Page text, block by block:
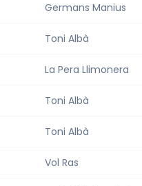
Germans Manius
Toni Albà
La Pera Llimonera
Toni Albà
Toni Albà
Vol Ras